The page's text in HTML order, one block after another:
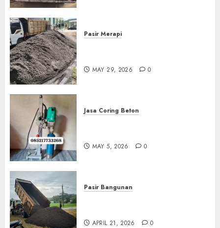
Pasir Merapi
MAY 29, 2026 0
Jasa Coring Beton
MAY 5, 2026 0
Pasir Bangunan
APRIL 21, 2026 0